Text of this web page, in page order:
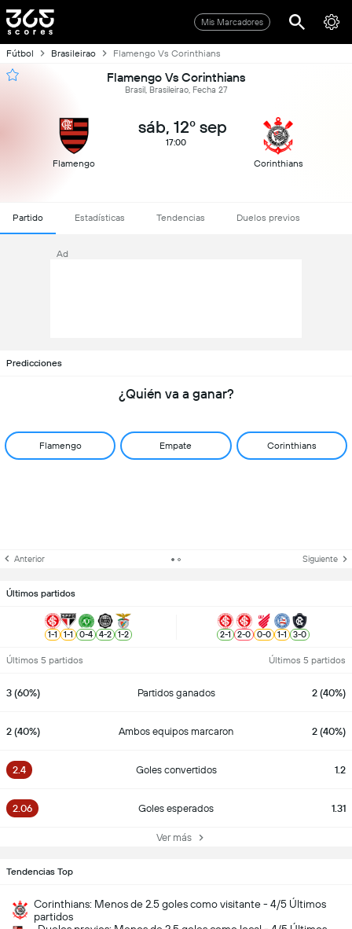
Mis Marcadores
Fútbol Brasileirao Flamengo Vs Corinthians
Flamengo Vs Corinthians
Brasil, Brasileirao, Fecha 27
Flamengo
sáb, 12º sep
17:00
Corinthians
Partido Estadísticas Tendencias Duelos previos
Ad
Predicciones
¿Quién va a ganar?
Flamengo Empate Corinthians
Anterior Siguiente
Últimos partidos
1-1 1-1 0-4 4-2 1-2 2-1 2-0 0-0 1-1 3-0
Últimos 5 partidos Últimos 5 partidos
3 (60%) Partidos ganados 2 (40%)
2 (40%) Ambos equipos marcaron 2 (40%)
2.4 Goles convertidos 1.2
2.06 Goles esperados 1.31
Ver más
Tendencias Top
Corinthians: Menos de 2.5 goles como visitante - 4/5 Últimos
partidos